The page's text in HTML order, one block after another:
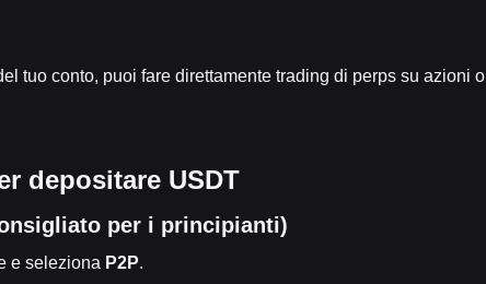
tuo conto, puoi fare direttamente trading di perps su azioni o
depositare USDT
per i principianti)
e seleziona P2P.